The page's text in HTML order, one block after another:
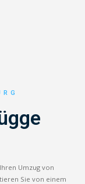
Umzug von
Sie von einem